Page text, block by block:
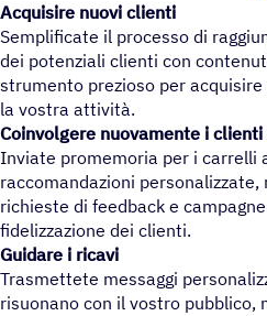
Acquisire nuovi clienti
Semplificate il processo di
dei potenziali clienti con
strumento prezioso per
la vostra attività.
Coinvolgere nuovamente i
Inviate promemoria per i carrelli
raccomandazioni
richieste di feedback e
fidelizzazione dei clienti.
Guidare i ricavi
Trasmettete messaggi
risuonano con il vostro pubblico,